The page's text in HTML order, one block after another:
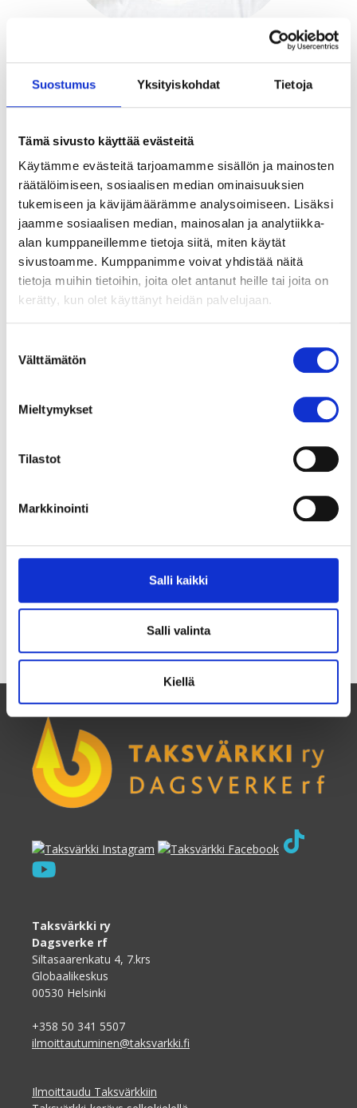
Suostumus Yksityiskohdat Tietoja
Tämä sivusto käyttää evästeitä
Käytämme evästeitä tarjoamamme sisällön ja mainosten
räätälöimiseen, sosiaalisen median ominaisuuksien
tukemiseen ja kävijämäärämme analysoimiseen. Lisäksi
jaamme sosiaalisen median, mainosalan ja analytiikka-
alan kumppaneillemme tietoja siitä, miten käytät
sivustoamme. Kumppanimme voivat yhdistää näitä
tietoja muihin tietoihin, joita olet antanut heille tai joita on
kerätty, kun olet käyttänyt heidän palvelujaan.
valinta
Välttämätön
Mieltymykset
Tilastot
Markkinointi
Salli kaikki
Salli valinta
Kiellä
andra strukturer borde vara hjälpsamma och
öppna för att lyssna på ungas
förolämpa varandra.”
Marita, 15, Finland
Taksvärkki ry
Dagsverke rf
Siltasaarenkatu 4, 7.krs
Globaalikeskus
00530 Helsinki
+358 50 341 5507
ilmoittautuminen@taksvarkki.fi
Ilmoittaudu Taksvärkkiin